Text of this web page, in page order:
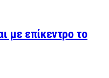
με επίκεντρο το